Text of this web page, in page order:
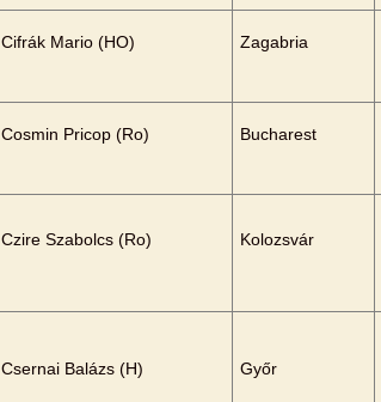
Cifrák Mario (HO) Zagabria
Cosmin Pricop (Ro) Bucharest
Czire Szabolcs (Ro) Kolozsvár
Csernai Balázs (H) Győr